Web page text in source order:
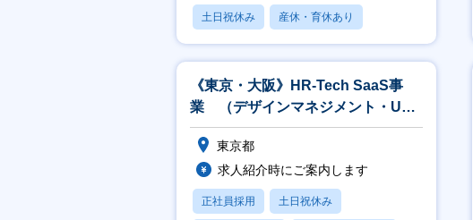
土日祝休み 産休・育休あり
賞与あり
《東京・大阪》HR-Tech SaaS事
業 （デザインマネジメント・UX
戦略）プロダクトマネージャー
東京都
求人紹介時にご案内します
正社員採用 土日祝休み